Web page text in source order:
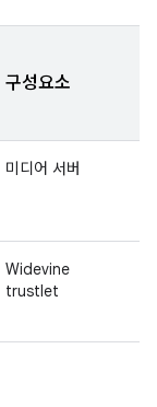
구성요소
미디어 서버
Widevine
trustlet